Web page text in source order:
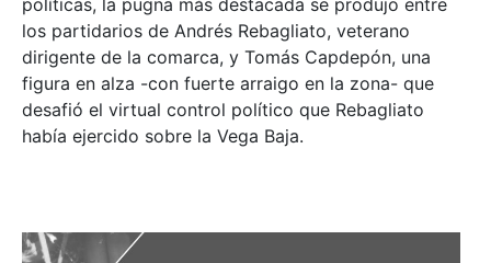
políticas, la pugna más destacada se produjo entre
los partidarios de Andrés Rebagliato, veterano
dirigente de la comarca, y Tomás Capdepón, una
figura en alza -con fuerte arraigo en la zona- que
desafió el virtual control político que Rebagliato
había ejercido sobre la Vega Baja.